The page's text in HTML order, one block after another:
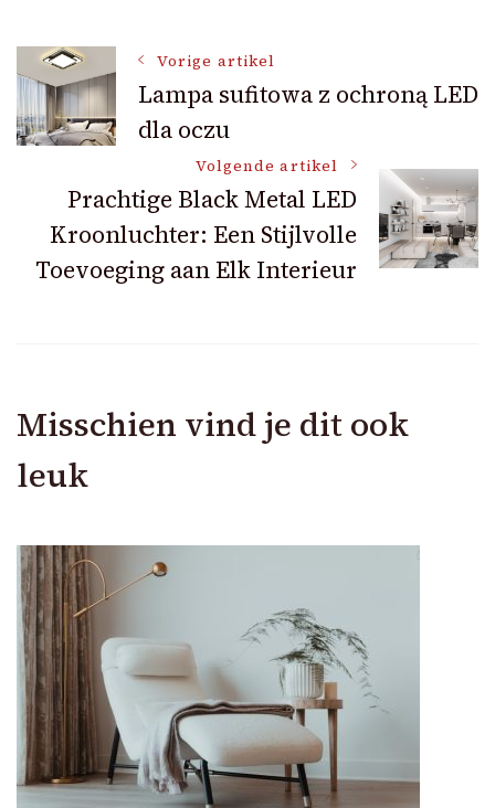
Bericht
navigatie
Vorige artikel
Lampa sufitowa z ochroną LED
dla oczu
Volgende artikel
Prachtige Black Metal LED
Kroonluchter: Een Stijlvolle
Toevoeging aan Elk Interieur
Misschien vind je dit ook
leuk